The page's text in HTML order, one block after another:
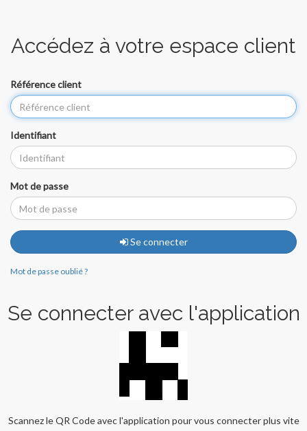
Accédez à votre espace client
Référence client
Identifiant
Mot de passe
Se connecter
Mot de passe oublié ?
Se connecter avec l'application
Scannez le QR Code avec l'application pour vous connecter plus vite